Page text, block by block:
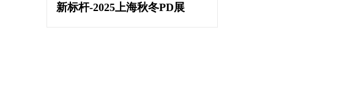
新标杆-2025上海秋冬PD展